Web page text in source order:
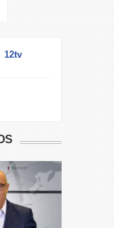
12tv